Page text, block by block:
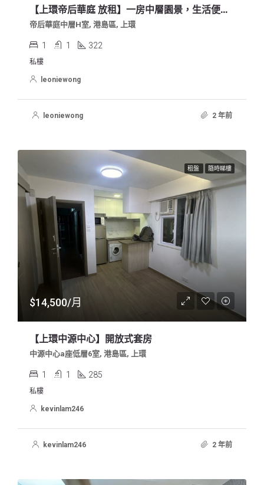
【上環帝后華庭 放租】一房中層園景，生活便利，10分鐘到中環
帝后華庭中層H室, 港島區, 上環
1 1 322
私樓
leoniewong
leoniewong 2 年前
租盤 隨時睇樓
$14,500/月
【上環中源中心】開放式套房
中源中心a座低層6室, 港島區, 上環
1 1 285
私樓
kevinlam246
kevinlam246 2 年前